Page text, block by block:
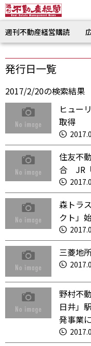
週刊不動産経営購読
発行日一覧
2017/2/20の検索結果
ヒュー
取得
住友不
合 JR
森トラ
クト」
三菱地
野村不
日井」
発事業に